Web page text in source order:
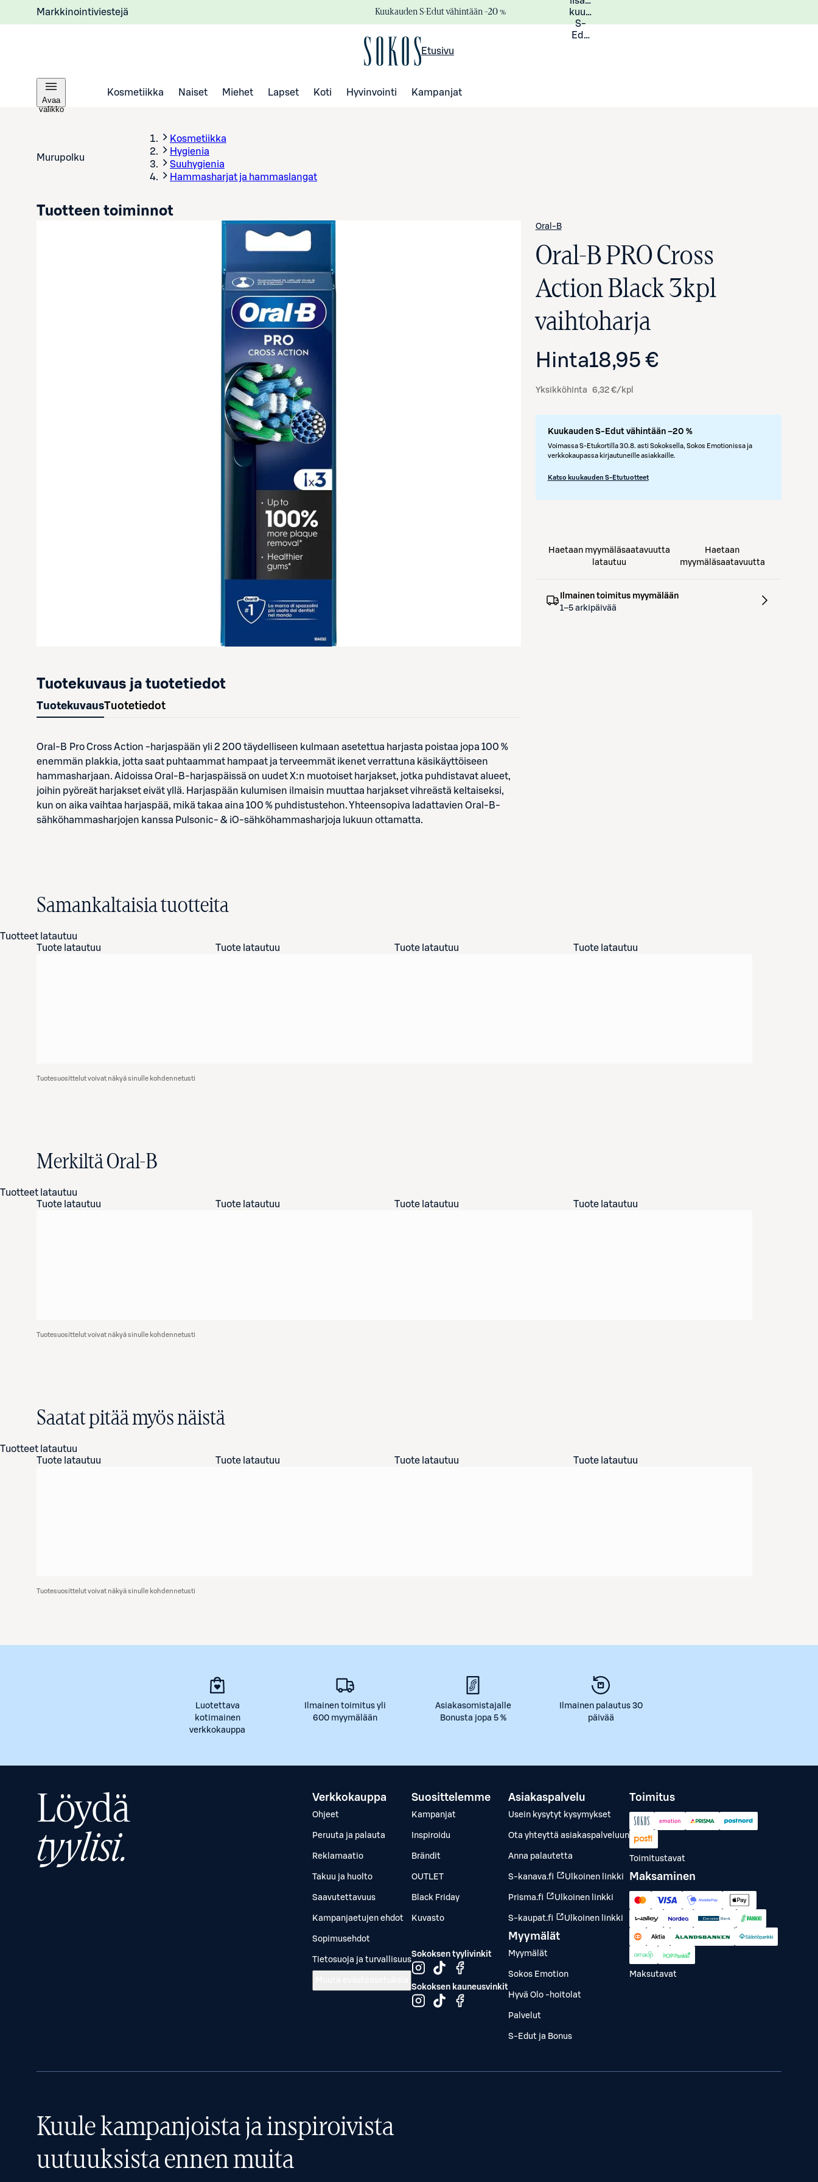
Markkinointiviestejä Kuukauden S-Edut vähintään –20 %
kuukauden
S-
Eduista
Etusivu
Avaa
valikko
Kosmetiikka Naiset Miehet Lapset Koti Hyvinvointi Kampanjat
Murupolku
Kosmetiikka
Hygienia
Suuhygienia
Hammasharjat ja hammaslangat
Avaa tuotekuva suurennettuna
Oral-B
Oral-B PRO Cross
Action Black 3kpl
vaihtoharja
Hinta18,95 €
Yksikköhinta 6,32 €/kpl
Kuukauden S-Edut vähintään –20 %
Voimassa S-Etukortilla 30.8. asti Sokoksella, Sokos Emotionissa ja
verkkokaupassa kirjautuneille asiakkaille.
Katso kuukauden S-Etutuotteet
Tuotteen toiminnot
Haetaan myymäläsaatavuutta
latautuu
Haetaan
myymäläsaatavuutta
Ilmainen toimitus myymälään
1–5 arkipäivää
Tuotekuvaus ja tuotetiedot
TuotekuvausTuotetiedot
Oral-B Pro Cross Action -harjaspään yli 2 200 täydelliseen kulmaan asetettua harjasta poistaa jopa 100 %
enemmän plakkia, jotta saat puhtaammat hampaat ja terveemmät ikenet verrattuna käsikäyttöiseen
hammasharjaan. Aidoissa Oral-B-harjaspäissä on uudet X:n muotoiset harjakset, jotka puhdistavat alueet,
joihin pyöreät harjakset eivät yllä. Harjaspään kulumisen ilmaisin muuttaa harjakset vihreästä keltaiseksi,
kun on aika vaihtaa harjaspää, mikä takaa aina 100 % puhdistustehon. Yhteensopiva ladattavien Oral-B-
sähköhammasharjojen kanssa Pulsonic- & iO-sähköhammasharjoja lukuun ottamatta.
Samankaltaisia tuotteita
Tuotteet latautuu
Tuote latautuu
Tuote latautuu Tuote latautuu Tuote latautuu
Tuotesuosittelut voivat näkyä sinulle kohdennetusti
Merkiltä Oral-B
Tuotteet latautuu
Tuote latautuu
Tuote latautuu Tuote latautuu Tuote latautuu
Tuotesuosittelut voivat näkyä sinulle kohdennetusti
Saatat pitää myös näistä
Tuotteet latautuu
Tuote latautuu
Tuote latautuu Tuote latautuu Tuote latautuu
Tuotesuosittelut voivat näkyä sinulle kohdennetusti
Luotettava
kotimainen
verkkokauppa
Ilmainen toimitus yli
600 myymälään
Asiakasomistajalle
Bonusta jopa 5 %
Ilmainen palautus 30
päivää
Löydä
tyylisi.
Verkkokauppa
Ohjeet
Peruuta ja palauta
Reklamaatio
Takuu ja huolto
Saavutettavuus
Kampanjaetujen ehdot
Sopimusehdot
Tietosuoja ja turvallisuus
Suosittelemme
Kampanjat
Inspiroidu
Brändit
OUTLET
Black Friday
Kuvasto
Sokoksen tyylivinkit
Sokoksen kauneusvinkit
Asiakaspalvelu
Usein kysytyt kysymykset
Ota yhteyttä asiakaspalveluun
Anna palautetta
S-kanava.fi Ulkoinen linkki
Prisma.fi Ulkoinen linkki
S-kaupat.fi Ulkoinen linkki
Myymälät
Myymälät
Sokos Emotion
Hyvä Olo -hoitolat
Palvelut
S-Edut ja Bonus
Toimitus
Toimitustavat
Maksaminen
Maksutavat
Kuule kampanjoista ja inspiroivista
uutuuksista ennen muita